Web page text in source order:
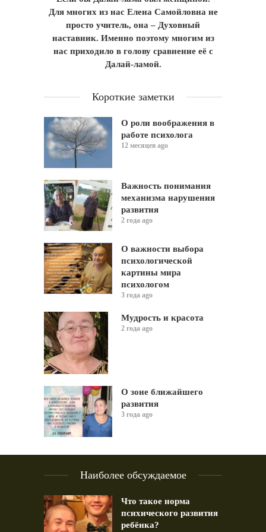
Для многих из нас Елена Самойловна не
просто учитель, она – Духовный
наставник. Именно поэтому многим из
нас приходило в голову сравнение её с
Далай-ламой.
Короткие заметки
О роли воображения в
работе психолога
12 месяцев ago
Важность понимания
механизма нарушения
развития
2 года ago
О важности выбора
психологической
картины мира
психологом
3 года ago
Мудрость и красота
2 года ago
О зоне ближайшего
развития
3 года ago
Наиболее обсуждаемое
Что такое норма
психического развития
ребёнка?